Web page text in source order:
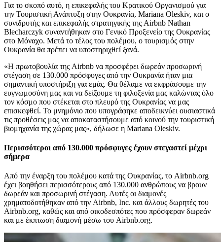
Για το σκοπό αυτό, η επικεφαλής του Κρατικού Οργανισμού για
την Τουριστική Ανάπτυξη στην Ουκρανία, Mariana Oleskiv, και ο
συνιδρυτής και επικεφαλής στρατηγικής της Airbnb Nathan
Blecharczyk συναντήθηκαν στο Γενικό Προξενείο της Ουκρανίας
στο Μόναχο. Μετά το τέλος του πολέμου, ο τουρισμός στην
Ουκρανία θα πρέπει να υποστηριχθεί ξανά.
«Η πρωτοβουλία της Airbnb να προσφέρει δωρεάν προσωρινή
στέγαση σε 130.000 πρόσφυγες από την Ουκρανία ήταν μια
σημαντική υποστήριξη για εμάς. Θα θέλαμε να εκφράσουμε την
ευγνωμοσύνη μας και να δείξουμε τη φιλοξενία μας καλώντας όλο
τον κόσμο που στέκεται στο πλευρό της Ουκρανίας να μας
επισκεφθεί. Το μνημόνιο που υπογράφηκε αποδεικνύει ουσιαστικά
τις προθέσεις μας να αποκαταστήσουμε από κοινού την τουριστική
βιομηχανία της χώρας μας», δήλωσε η Mariana Oleskiv.
Περισσότεροι από 130.000 πρόσφυγες έχουν στεγαστεί μέχρι
σήμερα
Από την έναρξη του πολέμου κατά της Ουκρανίας, το Airbnb.org
έχει βοηθήσει περισσότερους από 130.000 ανθρώπους να βρουν
δωρεάν και προσωρινή στέγαση. Αυτές οι διαμονές
χρηματοδοτήθηκαν από την Airbnb, Inc. και άλλους δωρητές του
Airbnb.org, καθώς και από οικοδεσπότες που πρόσφεραν δωρεάν
και με έκπτωση διαμονή μέσω του Airbnb.org.